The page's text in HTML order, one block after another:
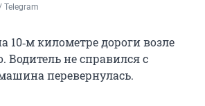
10‑м километре дороги возле
Водитель не справился с
перевернулась.